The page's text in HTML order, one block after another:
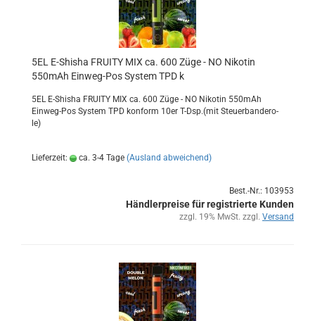
5EL E-​Shi­sha FRUI­TY MIX ca. 600 Züge - NO Ni­ko­tin
550mAh Einweg-​​Pos Sys­tem TPD k
5EL E-​Shisha FRUI­TY MIX ca. 600 Züge - NO Ni­ko­tin 550mAh
Einweg-​Pos Sys­tem TPD kon­form 10er T-Dsp.(mit Steu­er­ban­de­ro­
le)
Lieferzeit: ca. 3-4 Tage (Ausland abweichend)
Best.-Nr.: 103953
Händlerpreise für registrierte Kunden
zzgl. 19% MwSt. zzgl. Versand